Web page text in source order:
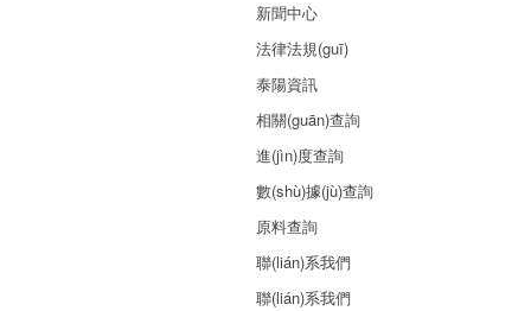
新聞中心
法律法規(guī)
泰陽資訊
相關(guān)查詢
進(jìn)度查詢
數(shù)據(jù)查詢
原料查詢
聯(lián)系我們
聯(lián)系我們